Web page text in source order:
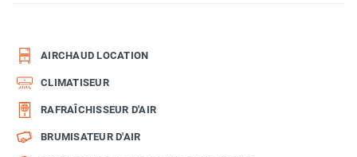
AIRCHAUD LOCATION
CLIMATISEUR
RAFRAÎCHISSEUR D'AIR
BRUMISATEUR D'AIR